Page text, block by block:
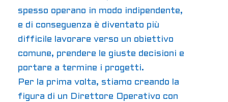
spesso operano in modo indipendente,
e di conseguenza è diventato più
difficile lavorare verso un obiettivo
comune, prendere le giuste decisioni e
portare a termine i progetti.
Per la prima volta, stiamo creando la
figura di un Direttore Operativo con